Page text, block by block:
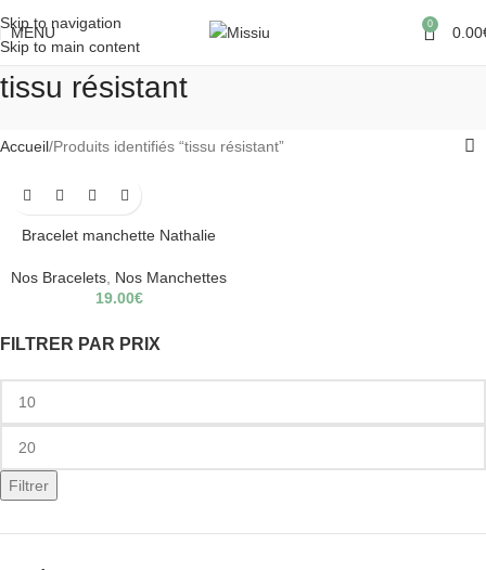
Skip to navigation
Skip to main content
MENU 0 0.00
tissu résistant
FILTRER PAR PRIX
Filtrer
Accueil Produits identifiés “tissu résistant”
Bracelet manchette Nathalie
Nos Bracelets Nos Manchettes
19.00€